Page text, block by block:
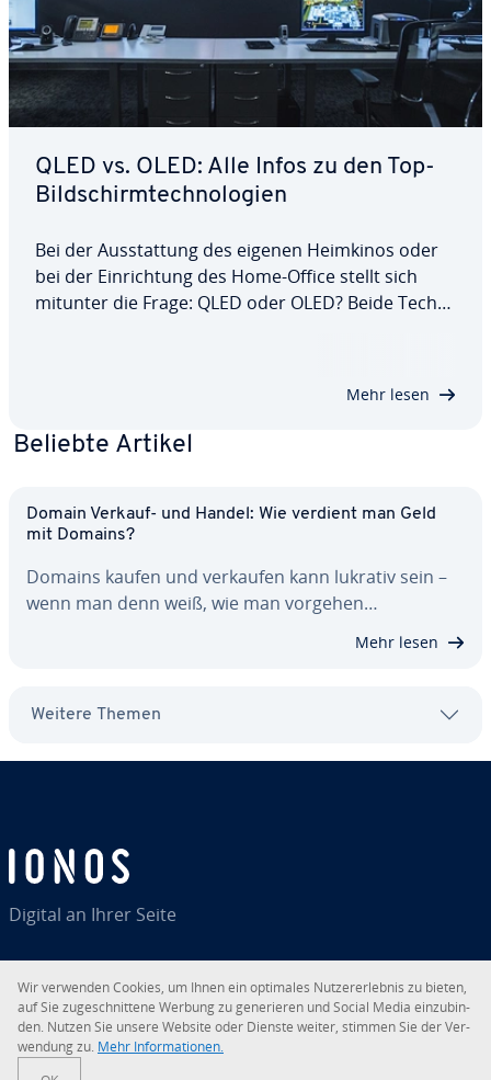
QLED vs. OLED: Alle Infos zu den Top-
Bild­schirm­tech­no­lo­gien
Bei der Aus­stat­tung des eigenen Heimkinos oder
bei der Ein­rich­tung des Home-Office stellt sich
mitunter die Frage: QLED oder OLED? Beide Tech­
Mehr lesen
Beliebte Artikel
Domain Verkauf- und Handel: Wie verdient man Geld
mit Domains?
Domains kaufen und verkaufen kann lukrativ sein –
wenn man denn weiß, wie man vorgehen…
Mehr lesen
Weitere Themen
Digital an Ihrer Seite
© 2026IONOS SE
RSS LinkedIntiktok InstagramFacebookYouTube
Wir verwenden Cookies, um Ihnen ein optimales Nut­zer­er­leb­nis zu bieten,
auf Sie zu­ge­schnit­te­ne Werbung zu ge­ne­rie­ren und Social Media ein­zu­bin­
den. Nutzen Sie unsere Website oder Dienste weiter, stimmen Sie der Ver­
wen­dung zu. Mehr In­for­ma­tio­nen.